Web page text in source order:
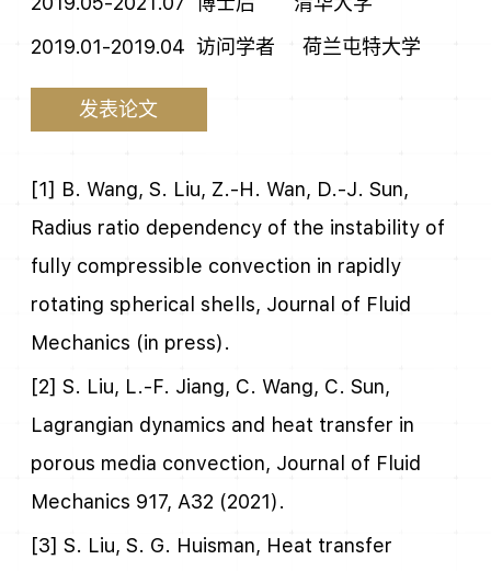
2019.01-2019.04 访问学者 荷兰屯特大学
发表论文
[1] B. Wang, S. Liu, Z.-H. Wan, D.-J. Sun,
Radius ratio dependency of the instability of
fully compressible convection in rapidly
rotating spherical shells, Journal of Fluid
Mechanics (in press).
[2] S. Liu, L.-F. Jiang, C. Wang, C. Sun,
Lagrangian dynamics and heat transfer in
porous media convection, Journal of Fluid
Mechanics 917, A32 (2021).
[3] S. Liu, S. G. Huisman, Heat transfer